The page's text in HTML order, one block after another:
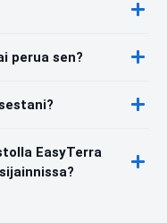
perua sen?
EasyTerra